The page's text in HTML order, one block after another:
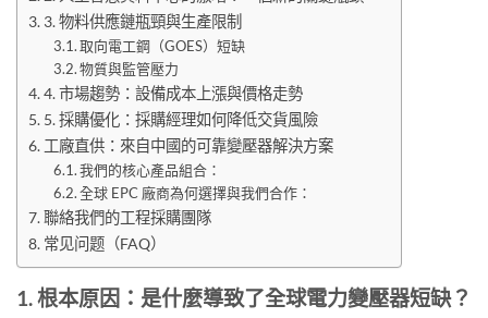
3. 物料供應鏈瓶頸與生產限制
取向電工鋼（GOES）短缺
物質與監管壓力
4. 市場趨勢：設備成本上漲與價格走勢
5. 採購優化：採購經理如何降低交貨風險
工廠直供：來自中國的可靠變壓器解決方案
我們的核心產品組合：
全球 EPC 廠商為何選擇與我們合作：
聯絡我們的工程採購團隊
常见问题（FAQ）
1. 根本原因：是什麼導致了全球電力變壓器短缺？